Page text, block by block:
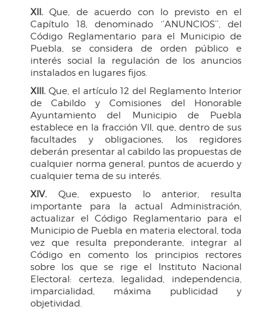
XII. Que, de acuerdo con lo previsto en el
Capítulo 18, denominado ‘’ANUNCIOS’’, del
Código Reglamentario para el Municipio de
Puebla, se considera de orden público e
interés social la regulación de los anuncios
instalados en lugares fijos.
XIII. Que, el artículo 12 del Reglamento Interior
de Cabildo y Comisiones del Honorable
Ayuntamiento del Municipio de Puebla
establece en la fracción VII, que, dentro de sus
facultades y obligaciones, los regidores
deberán presentar al cabildo las propuestas de
cualquier norma general, puntos de acuerdo y
cualquier tema de su interés.
XIV. Que, expuesto lo anterior, resulta
importante para la actual Administración,
actualizar el Código Reglamentario para el
Municipio de Puebla en materia electoral, toda
vez que resulta preponderante, integrar al
Código en comento los principios rectores
sobre los que se rige el Instituto Nacional
Electoral: certeza, legalidad, independencia,
imparcialidad, máxima publicidad y
objetividad.